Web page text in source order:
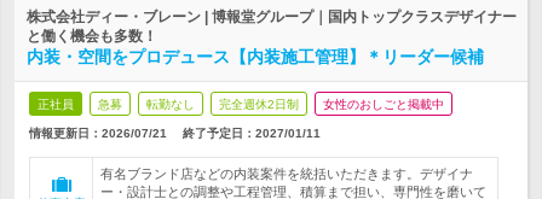
株式会社ディー・ブレーン | 博報堂グループ｜国内トップクラスデザイナー
と働く機会も多数！
内装・空間をプロデュース【内装施工管理】＊リーダー候補
正社員 急募 転勤なし 完全週休2日制 女性のおしごと掲載中
情報更新日：2026/07/21 終了予定日： 2027/01/11
有名ブランド店などの内装案件を統括いただきます。デザイナ
ー・設計士との調整や工程管理、積算まで担い、専門性を磨いて